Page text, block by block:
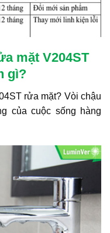
mặt V204ST
gì?
rửa mặt? Vòi chậu
của cuộc sống hàng